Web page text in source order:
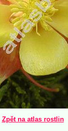
Zpět na atlas rostlin